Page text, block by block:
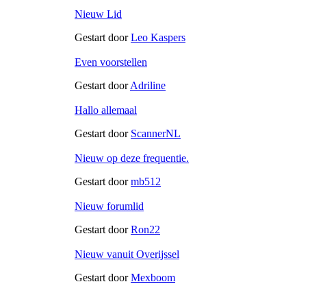
Nieuw Lid
Gestart doorLeo Kaspers
Even voorstellen
Gestart doorAdriline
Hallo allemaal
Gestart door ScannerNL
Nieuw op deze frequentie.
Gestart doormb512
Nieuw forumlid
Gestart doorRon22
Nieuw vanuit Overijssel
Gestart doorMexboom